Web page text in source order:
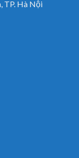
Hà Nội